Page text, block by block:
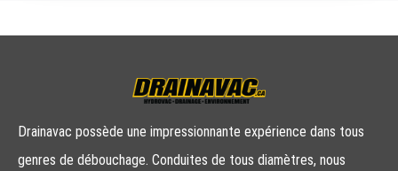
Drainavac possède une impressionnante expérience dans tous
genres de débouchage. Conduites de tous diamètres, nous